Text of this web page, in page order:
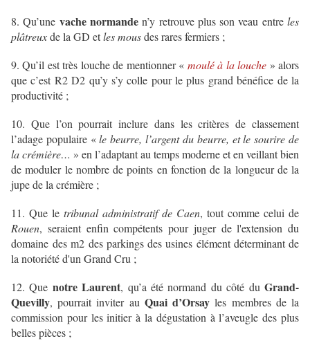
8. Qu’une vache normanden’y retrouve plus son veau entreles
plâtreuxde la GD etles mousdes rares fermiers ;
9. Qu’il est très louche de mentionner « moulé à la louche » alors
que c’est R2 D2 qu’y s’y colle pour le plus grand bénéfice de la
productivité ;
10. Que l’on pourrait inclure dans les critères de classement
l’adage populaire «le beurre, l’argent du beurre, et le sourire de
la crémière… » en l’adaptant au temps moderne et en veillant bien
de moduler le nombre de points en fonction de la longueur de la
jupe de la crémière ;
11. Que le tribunal administratif de Caen, tout comme celui de
Rouen, seraient enfin compétents pour juger de l'extension du
domaine des m2 des parkings des usines élément déterminant de
la notoriété d'un Grand Cru ;
12. Que notre Laurent, qu’a été normand du côté duGrand-
Quevilly, pourrait inviter au Quai d’Orsay les membres de la
commission pour les initier à la dégustation à l’aveugle des plus
belles pièces ;